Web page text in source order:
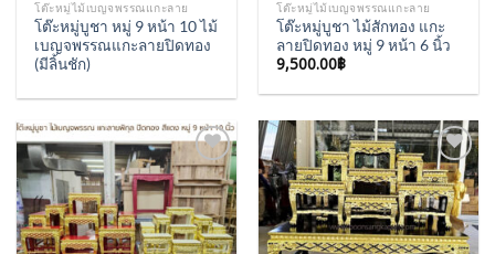
โต๊ะหมู่ไม้เบญจพรรณแกะลาย
โต๊ะหมู่บูชา หมู่ 9 หน้า 10 ไม้
เบญจพรรณแกะลายปิดทอง
(มีลิ้นชัก)
โต๊ะหมู่ไม้เบญจพรรณแกะลาย
โต๊ะหมู่บูชา ไม้สักทอง แกะ
ลายปิดทอง หมู่ 9 หน้า 6 นิ้ว
9,500.00฿
Add to
Wishlist
Add to
Wishlist